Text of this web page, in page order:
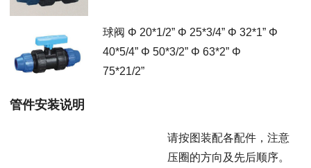
球阀 Φ 20*1/2” Φ 25*3/4” Φ 32*1” Φ
40*5/4” Φ 50*3/2” Φ 63*2” Φ
75*21/2”
管件安装说明
请按图装配各配件，注意
压圈的方向及先后顺序。